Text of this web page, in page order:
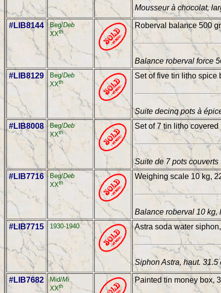
Mousseur à chocolat,
#LIB8144 Beg/Deb
XXth
Roberval balance 500
Balance roberval force
#LIB8129
Beg/Deb
XXth
Set of five tin litho spice
Suite decinq pots à
#LIB8008
Beg/Deb
XXth
Set of 7 tin litho
Suite de 7 pots
#LIB7716
Beg/Deb
XXth
Weighing scale 10 kg,
Balance roberval 10 kg,
#LIB7715
1930-1940 Astra soda water
Siphon Astra, haut. 31.5
#LIB7682 Mid/Mi
XXth
Painted tin money box,